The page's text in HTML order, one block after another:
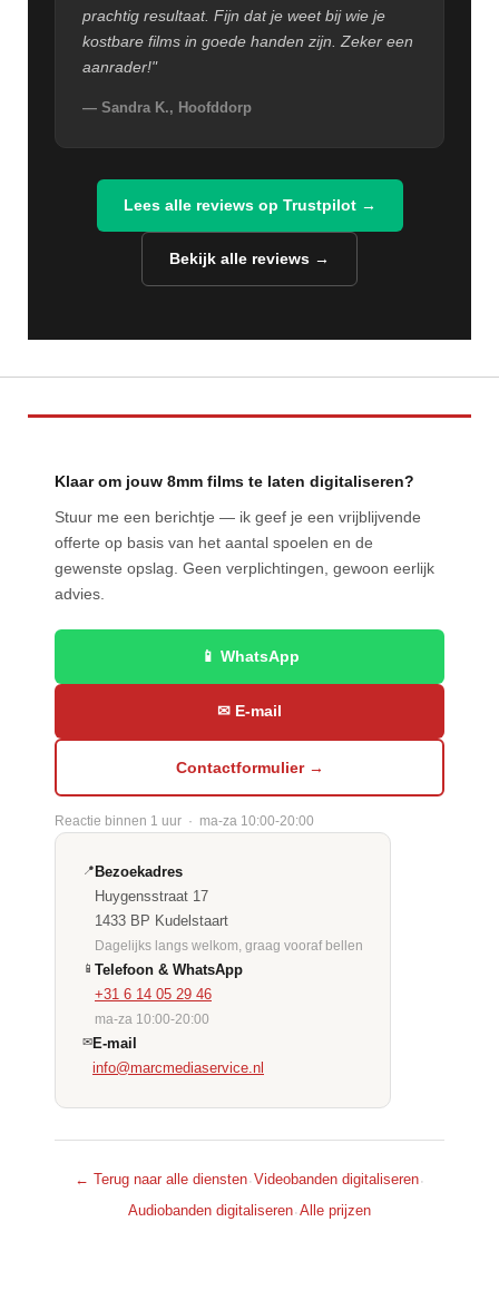
prachtig resultaat. Fijn dat je weet bij wie je
kostbare films in goede handen zijn. Zeker een
aanrader!"
— Sandra K., Hoofddorp
Lees alle reviews op Trustpilot →
Bekijk alle reviews →
Klaar om jouw 8mm films te laten digitaliseren?
Stuur me een berichtje — ik geef je een vrijblijvende
offerte op basis van het aantal spoelen en de
gewenste opslag. Geen verplichtingen, gewoon eerlijk
advies.
📱 WhatsApp
✉ E-mail
Contactformulier →
Reactie binnen 1 uur · ma-za 10:00-20:00
📍 Bezoekadres
Huygensstraat 17
1433 BP Kudelstaart
Dagelijks langs welkom, graag vooraf bellen
📱 Telefoon & WhatsApp
+31 6 14 05 29 46
ma-za 10:00-20:00
✉E-mail
info@marcmediaservice.nl
← Terug naar alle diensten· Videobanden digitaliseren·
Audiobanden digitaliseren· Alle prijzen